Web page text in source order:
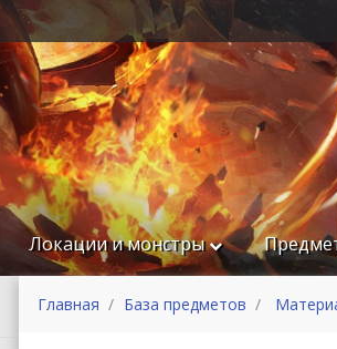
Локации и монстры
Главная База предметов